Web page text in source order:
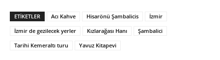
ETIKETLER Acı Kahve Hisarönü Şambalicis
İzmir
İzmir de gezilecek yerler
Kızlarağası Hanı
Şambalici
Tarihi Kemeraltı turu
Yavuz Kitapevi